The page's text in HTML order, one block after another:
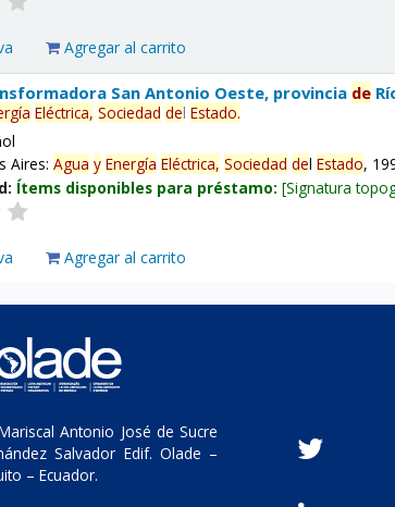
Agregar al carrito
San Antonio Oeste, provincia de
Eléctrica, Sociedad delEstado.
Aires:Agua y Energía Eléctrica, Sociedad delEstado,
Ítems disponibles para préstamo: Signatura
Agregar al carrito
Antonio José de Sucre
Salvador Edif. Olade –
– Ecuador.